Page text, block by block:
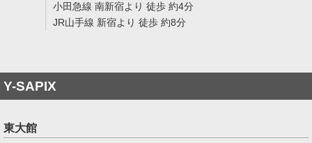
小田急線 南新宿より 徒歩 約4分
JR山手線 新宿より 徒歩 約8分
Y-SAPIX
東大館